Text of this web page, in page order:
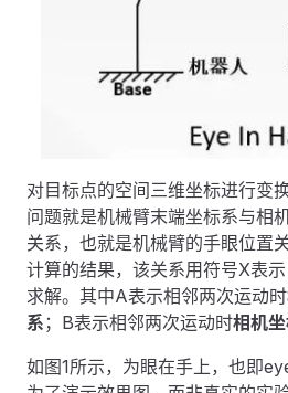
对目标点的空间三维坐标进行变
问题就是机械臂末端坐标系与相
关系，也就是机械臂的手眼位置
计算的结果，该关系用符号X表
求解。其中A表示相邻两次运动时
系 ；B表示相邻两次运动时相机
如图1所示，为眼在手上，也即